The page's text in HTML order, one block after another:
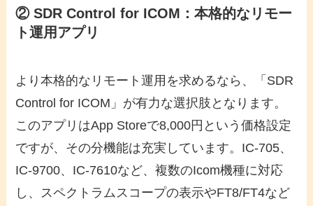
② SDR Control for ICOM：本格的なリモー
ト運用アプリ
より本格的なリモート運用を求めるなら、「SDR
Control for ICOM」が有力な選択肢となります。
このアプリはApp Storeで8,000円という価格設定
ですが、その分機能は充実しています。IC-705、
IC-9700、IC-7610など、複数のIcom機種に対応
し、スペクトラムスコープの表示やFT8/FT4など